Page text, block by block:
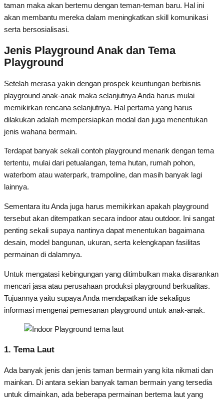
taman maka akan bertemu dengan teman-teman baru. Hal ini
akan membantu mereka dalam meningkatkan skill komunikasi
serta bersosialisasi.
Jenis Playground Anak dan Tema
Playground
Setelah merasa yakin dengan prospek keuntungan berbisnis
playground anak-anak maka selanjutnya Anda harus mulai
memikirkan rencana selanjutnya. Hal pertama yang harus
dilakukan adalah mempersiapkan modal dan juga menentukan
jenis wahana bermain.
Terdapat banyak sekali contoh playground menarik dengan tema
tertentu, mulai dari petualangan, tema hutan, rumah pohon,
waterbom atau waterpark, trampoline, dan masih banyak lagi
lainnya.
Sementara itu Anda juga harus memikirkan apakah playground
tersebut akan ditempatkan secara indoor atau outdoor. Ini sangat
penting sekali supaya nantinya dapat menentukan bagaimana
desain, model bangunan, ukuran, serta kelengkapan fasilitas
permainan di dalamnya.
Untuk mengatasi kebingungan yang ditimbulkan maka disarankan
mencari jasa atau perusahaan produksi playground berkualitas.
Tujuannya yaitu supaya Anda mendapatkan ide sekaligus
informasi mengenai pemesanan playground untuk anak-anak.
1. Tema Laut
Ada banyak jenis dan jenis taman bermain yang kita nikmati dan
mainkan. Di antara sekian banyak taman bermain yang tersedia
untuk dimainkan, ada beberapa permainan bertema laut yang